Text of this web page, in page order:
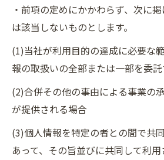
・前項の定めにかかわらず、次に
は該当しないものとします。
(1)当社が利用目的の達成に必要な
報の取扱いの全部または一部を委
(2)合併その他の事由による事業の
が提供される場合
(3)個人情報を特定の者との間で共
あって、その旨並びに共同して利